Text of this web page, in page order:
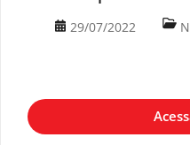
29/07/2022